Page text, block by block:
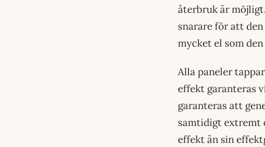
återbruk är
snarare för att
mycket el som
Alla paneler
effekt garanteras
garanteras att
samtidigt extremt
effekt än sin